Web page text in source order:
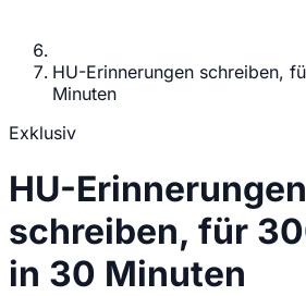
HU-Erinnerungen schreiben,
Minuten
Exklusiv
HU-Erinnerungen
schreiben, für
in 30 Minuten